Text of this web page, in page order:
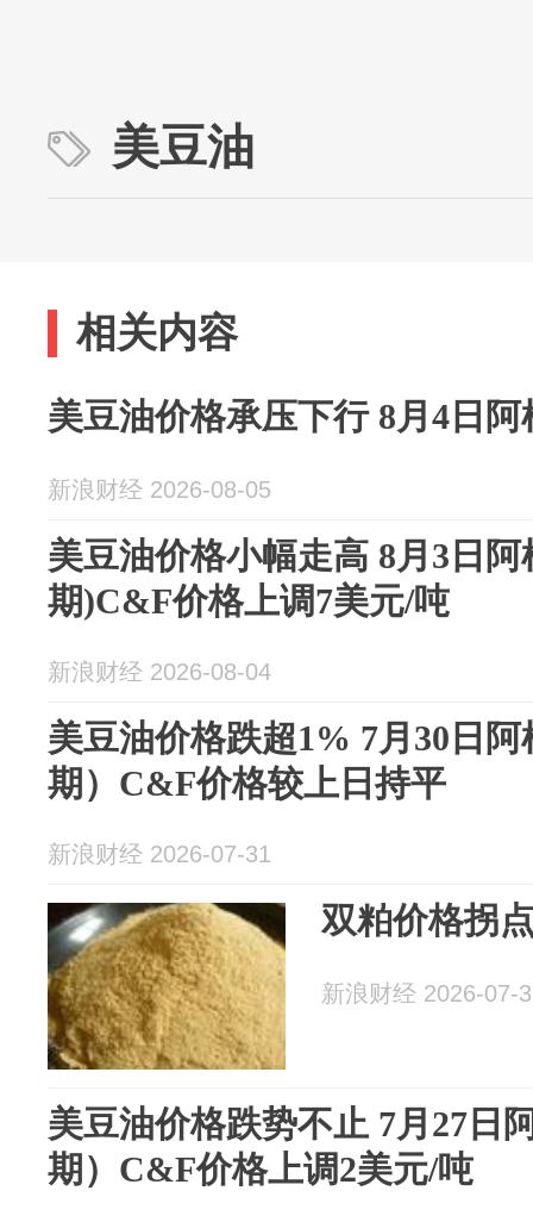
美豆油
相关内容
美豆油价格承压下行 8月4日
新浪财经 2026-08-05
美豆油价格小幅走高 8月3日
期)C&F价格上调7美元/吨
新浪财经 2026-08-04
美豆油价格跌超1% 7月30日
期）C&F价格较上日持平
新浪财经 2026-07-31
双粕价格拐
新浪财经 2026-07-
美豆油价格跌势不止 7月27日
期）C&F价格上调2美元/吨